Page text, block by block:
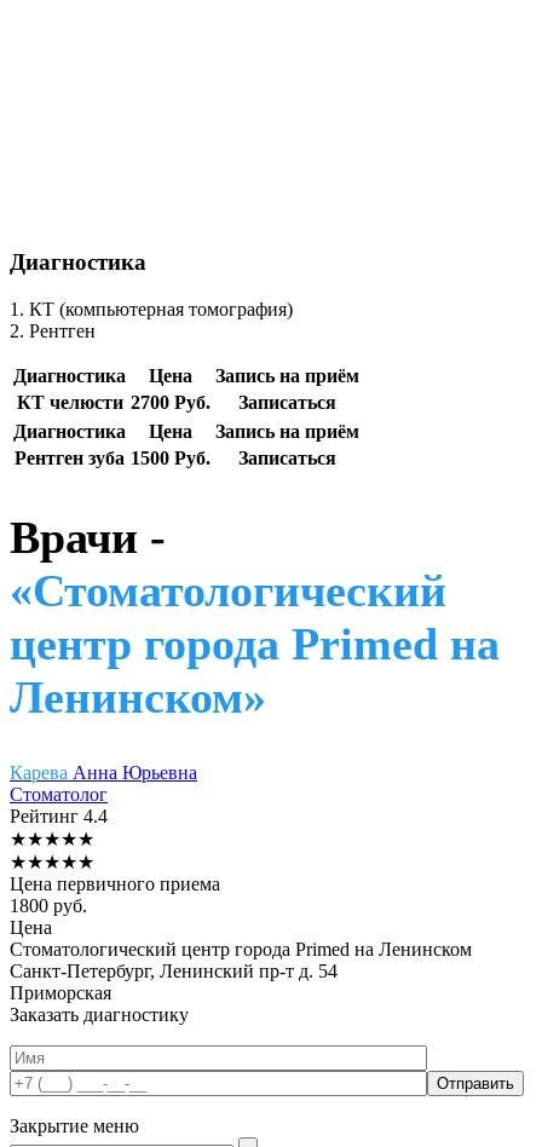
Диагностика
1. КТ (компьютерная томография)
2. Рентген
Диагностика Цена
Запись на приём
КТ челюсти 2700 Руб.
Записаться
Диагностика
Цена
Запись на приём
Рентген зуба 1500 Руб. Записаться
Врачи -
«Стоматологический
центр города Primed на
Ленинском»
Карева Анна Юрьевна
Стоматолог
Рейтинг 4.4
★★★★★
★★★★★
Цена первичного приема
1800 руб.
Цена
Стоматологический центр города Primed на Ленинском
Санкт-Петербург, Ленинский пр-т д. 54
Приморская
Заказать диагностику
Закрытие меню